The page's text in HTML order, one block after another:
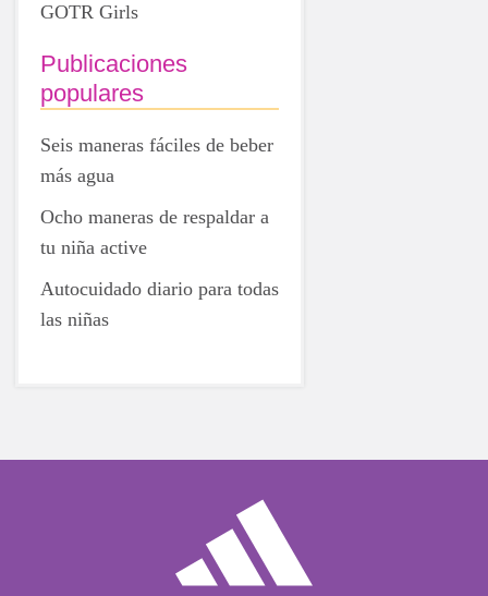
GOTR Girls
Publicaciones
populares
Seis maneras fáciles de beber
más agua
Ocho maneras de respaldar a
tu niña active
Autocuidado diario para todas
las niñas